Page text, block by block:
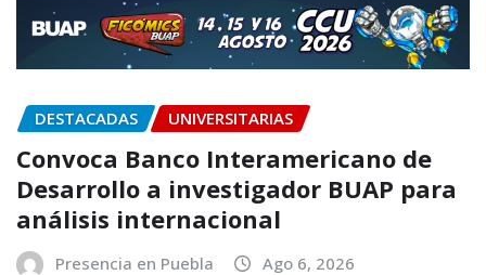
DESTACADAS UNIVERSITARIAS
Convoca Banco Interamericano de
Desarrollo a investigador BUAP para
análisis internacional
Presencia en Puebla Ago 6, 2026